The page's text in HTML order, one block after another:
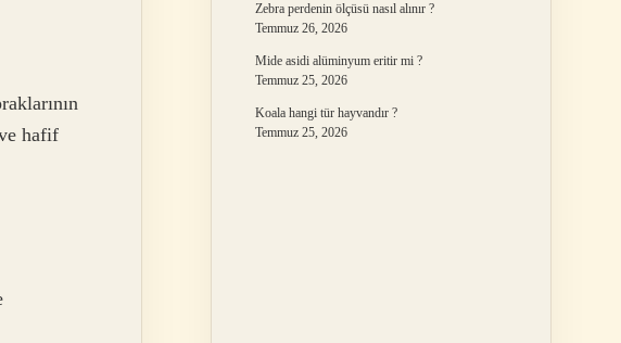
hafif
Zebra perdenin ölçüsü nasıl alınır ?
Temmuz 26, 2026
Mide asidi alüminyum eritir mi ?
Temmuz 25, 2026
Koala hangi tür hayvandır ?
Temmuz 25, 2026